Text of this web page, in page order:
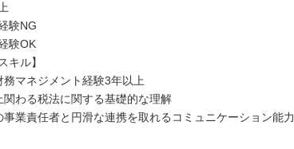
験NG
験OK
キル】
務マネジメント経験3年以上
関わる税法に関する基礎的な理解
事業責任者と円滑な連携を取れるコミュニケーション能力